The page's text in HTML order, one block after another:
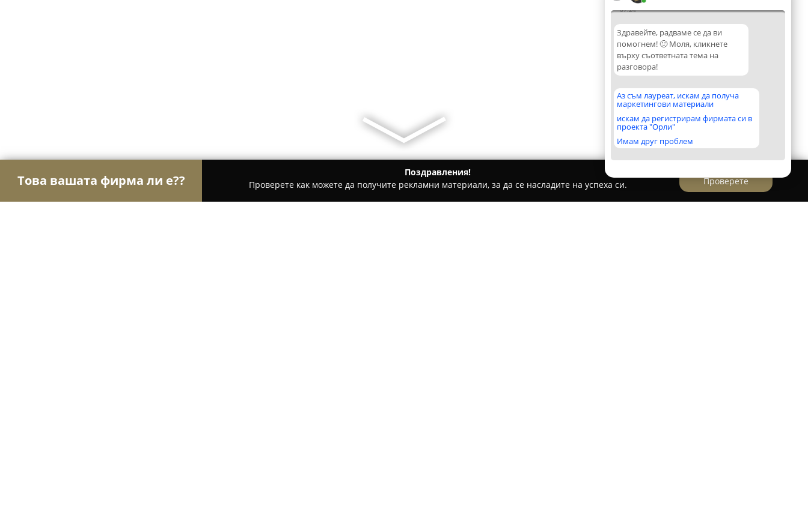
07:24
Здравейте, радваме се да ви
помогнем! 🙂 Моля, кликнете
върху съответната тема на
разговора!
Аз съм лауреат, искам да получа
маркетингови материали
искам да регистрирам фирмата си в
проекта "Орли"
Имам друг проблем
Това вашата фирма ли е??
Поздравления!
Проверете как можете да получите рекламни материали, за да се насладите на успеха си.
Проверете